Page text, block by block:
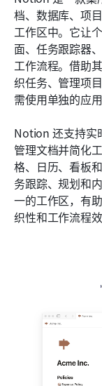
档、数据库、项
工作区中。它让
面、任务跟踪器
工作流程。借助
织任务、管理项
需使用单独的应用
Notion 还支持实
管理文档并简化
格、日历、看板
务跟踪、规划和
一的工作区，有
织性和工作流程效